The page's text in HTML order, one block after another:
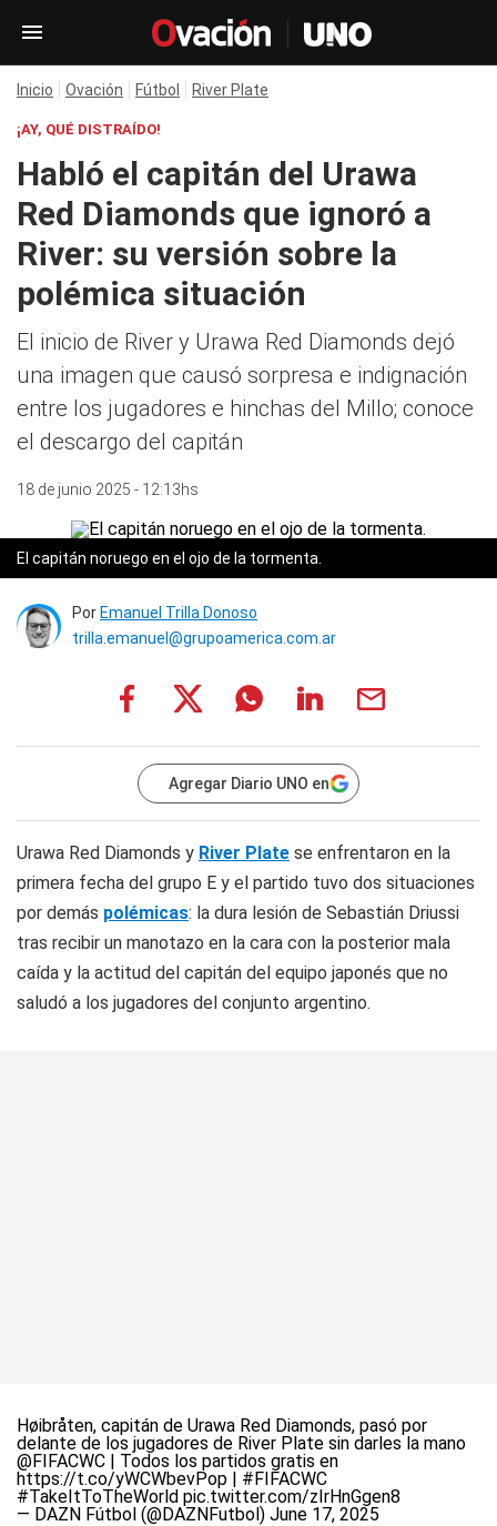
Inicio Ovación Fútbol River Plate
¡AY, QUÉ DISTRAÍDO!
Habló el capitán del Urawa
Red Diamonds que ignoró a
River: su versión sobre la
polémica situación
El inicio de River y Urawa Red Diamonds dejó
una imagen que causó sorpresa e indignación
entre los jugadores e hinchas del Millo; conoce
el descargo del capitán
18 de junio 2025 - 12:13hs
El capitán noruego en el ojo de la tormenta.
Por Emanuel Trilla Donoso
trilla.emanuel@grupoamerica.com.ar
Agregar Diario UNO en
Urawa Red Diamonds y River Plate se enfrentaron en la
primera fecha del grupo E y el partido tuvo dos situaciones
por demás polémicas: la dura lesión de Sebastián Driussi
tras recibir un manotazo en la cara con la posterior mala
caída y la actitud del capitán del equipo japonés que no
saludó a los jugadores del conjunto argentino.
Høibråten, capitán de Urawa Red Diamonds, pasó por
delante de los jugadores de River Plate sin darles la mano
@FIFACWC | Todos los partidos gratis en
https://t.co/yWCWbevPop | #FIFACWC
#TakeItToTheWorld pic.twitter.com/zIrHnGgen8
— DAZN Fútbol (@DAZNFutbol) June 17, 2025